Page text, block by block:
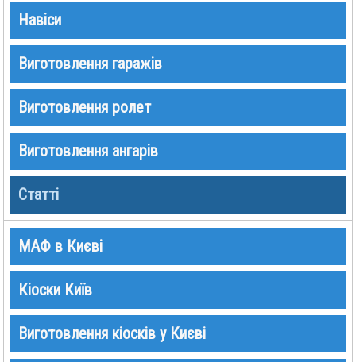
Навіси
Виготовлення гаражів
Виготовлення ролет
Виготовлення ангарів
Статті
МАФ в Києві
Кіоски Київ
Виготовлення кіосків у Києві